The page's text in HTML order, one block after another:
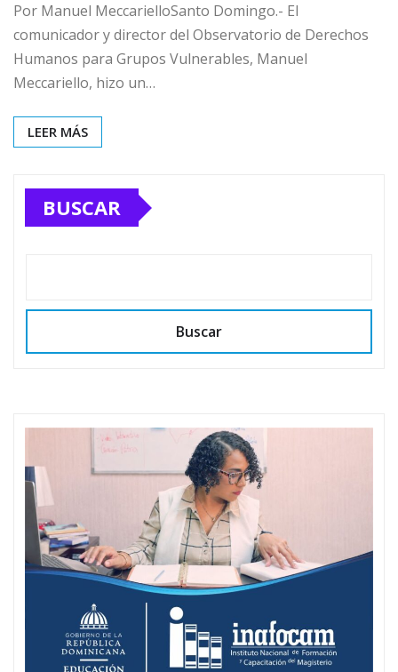
Por Manuel MeccarielloSanto Domingo.- El
comunicador y director del Observatorio de Derechos
Humanos para Grupos Vulnerables, Manuel
Meccariello, hizo un…
LEER MÁS
BUSCAR
Buscar